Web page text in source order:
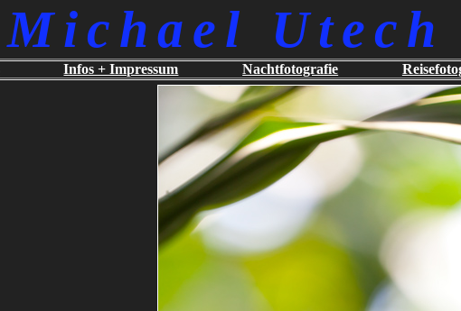
Michael
Infos + Impressum Nachtfotografie